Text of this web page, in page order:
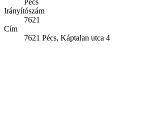
Pécs
Irányítószám
7621
Cím
7621 Pécs, Káptalan utca 4